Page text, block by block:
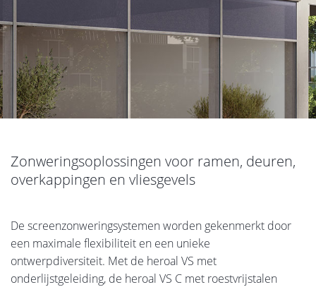
Zonweringsoplossingen voor ramen, deuren,
overkappingen en vliesgevels
De screenzonweringsystemen worden gekenmerkt door
een maximale flexibiliteit en een unieke
ontwerpdiversiteit. Met de heroal VS met
onderlijstgeleiding, de heroal VS C met roestvrijstalen